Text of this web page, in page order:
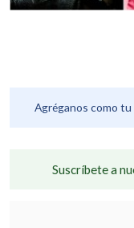
Agréganos como
Suscríbete a